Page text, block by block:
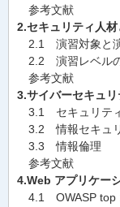
参考文献
2.セキュリティ人
2.1 演習対象と
2.2 演習レベル
参考文献
3.サイバーセキュ
3.1 セキュリティ
3.2 情報セキュ
3.3 情報倫理
参考文献
4.Web アプリケー
4.1 OWASP top